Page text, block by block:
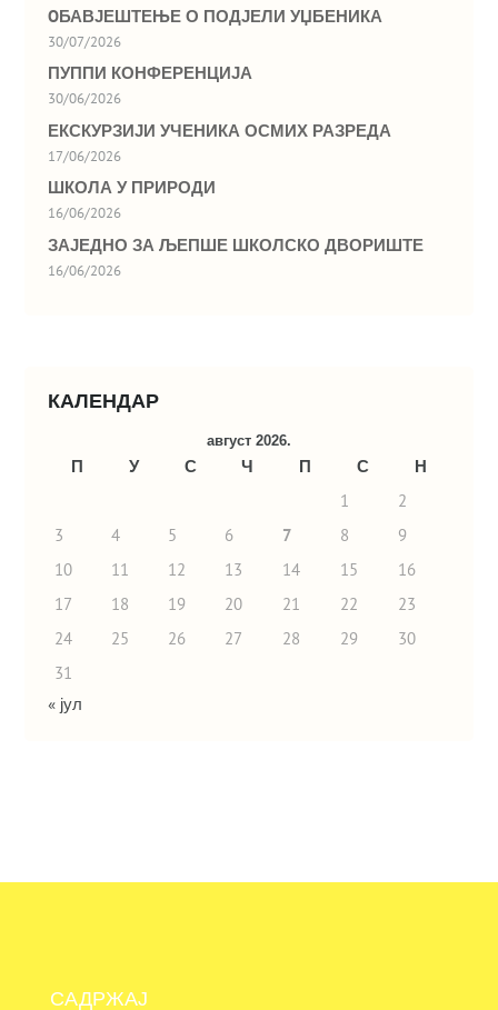
OБАВЈЕШТЕЊЕ О ПОДЈЕЛИ УЏБЕНИКА
30/07/2026
ПУППИ КОНФЕРЕНЦИЈА
30/06/2026
ЕКСКУРЗИЈИ УЧЕНИКА ОСМИХ РАЗРЕДА
17/06/2026
ШКОЛА У ПРИРОДИ
16/06/2026
ЗАЈЕДНО ЗА ЉЕПШЕ ШКОЛСКО ДВОРИШТЕ
16/06/2026
КАЛЕНДАР
август 2026.
П У С Ч П С
Н
1
2
3
4 5 6 7 8
9
10
11 12 13 14 15
16
17
18 19 20 21 22
23
24
25 26 27 28 29
30
31
« јул
САДРЖАЈ